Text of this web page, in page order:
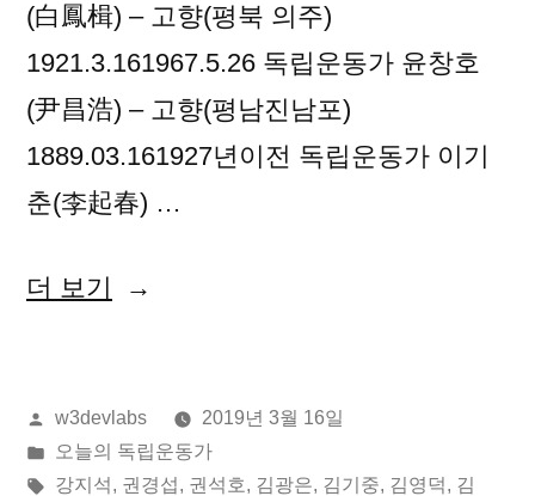
(白鳳楫) – 고향(평북 의주)
1921.3.161967.5.26 독립운동가 윤창호
(尹昌浩) – 고향(평남진남포)
1889.03.161927년이전 독립운동가 이기
춘(李起春) …
더 보기 “2019
월
16
올
린
이:
w3devlabs
2019년 3월 16일
게
시
오늘의 독립운동가
태
강지석, 권경섭, 권석호, 김광은, 김기중, 김영덕, 김